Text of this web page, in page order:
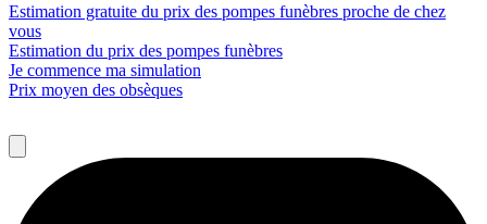
Estimation gratuite du prix des pompes funèbres proche de chez
vous
Estimation du prix des pompes funèbres
Je commence ma simulation
Prix moyen des obsèques